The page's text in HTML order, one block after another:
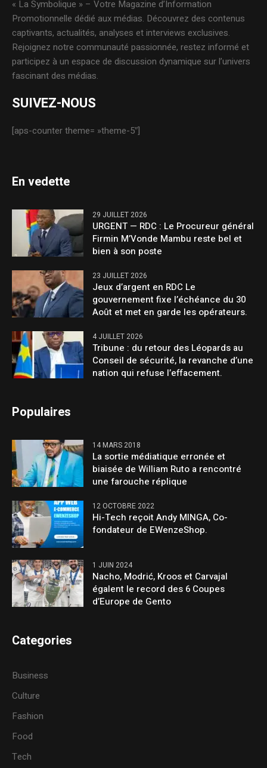
« La Symbolique » – Votre Magazine d’Information
Promotionnelle dédié aux médias. Découvrez des contenus
captivants, actualités, analyses et interviews exclusives.
Rejoignez notre communauté passionnée, restez informé et
participez à un espace de discussion dynamique sur l’univers
fascinant des médias.
SUIVEZ-NOUS
[aps-counter theme= »theme-5″]
En vedette
29 JUILLET 2026
URGENT — RDC : Le Procureur général
Firmin M’Vonde Mambu reste bel et
bien à son poste
23 JUILLET 2026
Jeux d’argent en RDC Le
gouvernement fixe l’échéance du 30
Août et met en garde les opérateurs.
4 JUILLET 2026
Tribune : du retour des Léopards au
Conseil de sécurité, la revanche d’une
nation qui refuse l’effacement.
Populaires
14 MARS 2018
La sortie médiatique erronée et
biaisée de William Ruto a rencontré
une farouche réplique
12 OCTOBRE 2022
Hi-Tech reçoit Andy MINGA, Co-
fondateur de EWenzeShop.
1 JUIN 2024
Nacho, Modrić, Kroos et Carvajal
égalent le record des 6 Coupes
d’Europe de Gento
Categories
Business
Culture
Fashion
Food
Tech